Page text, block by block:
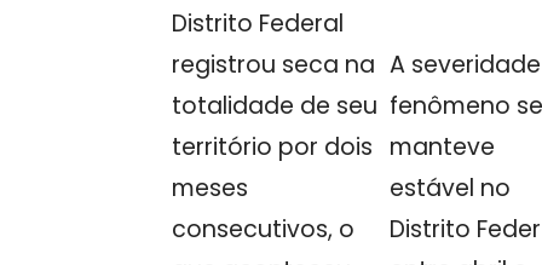
Distrito Federal
registrou seca na
totalidade de seu
território por dois
meses
consecutivos, o
A
fenômeno se
manteve
estável no
Distrito